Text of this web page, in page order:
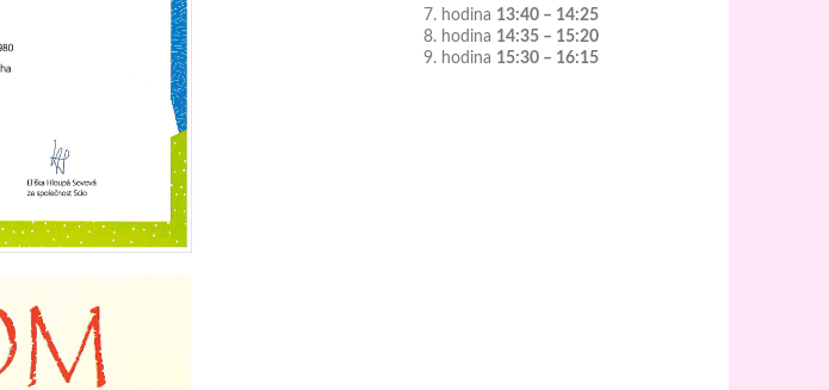
7. hodina 13:40 – 14:25
8. hodina 14:35 – 15:20
9. hodina 15:30 – 16:15